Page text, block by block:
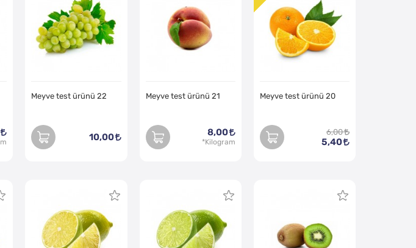
Meyve test ürünü 22
10,00
Meyve test ürünü 21
8,00
Meyve test ürünü 20
6,00
5,40